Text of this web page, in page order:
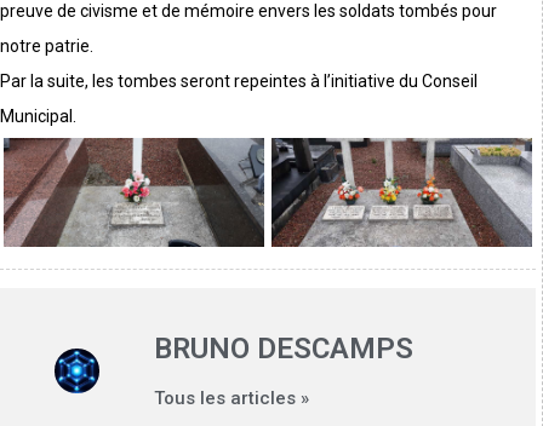
preuve de civisme et de mémoire envers les soldats tombés pour
notre patrie.
Par la suite, les tombes seront repeintes à l’initiative du Conseil
Municipal.
BRUNO DESCAMPS
Tous les articles »